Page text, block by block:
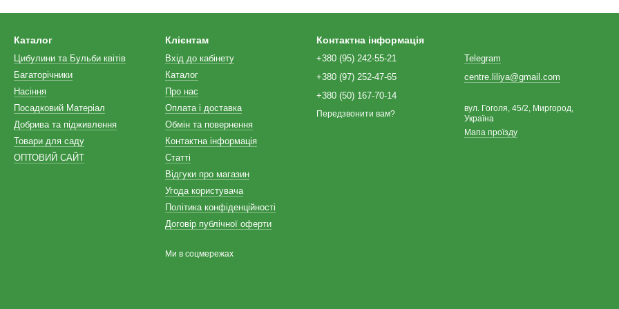
Каталог
Цибулини та Бульби квітів
Багаторічники
Насіння
Посадковий Матеріал
Добрива та підживлення
Товари для саду
ОПТОВИЙ САЙТ
Клієнтам
Вхід до кабінету
Каталог
Про нас
Оплата і доставка
Обмін та повернення
Контактна інформація
Статті
Відгуки про магазин
Угода користувача
Політика конфіденційності
Договір публічної оферти
Ми в соцмережах
Контактна інформація
+380 (95) 242-55-21
+380 (97) 252-47-65
+380 (50) 167-70-14
Передзвонити вам?
Telegram
centre.liliya@gmail.com
вул. Гоголя, 45/2, Миргород,
Україна
Мапа проїзду